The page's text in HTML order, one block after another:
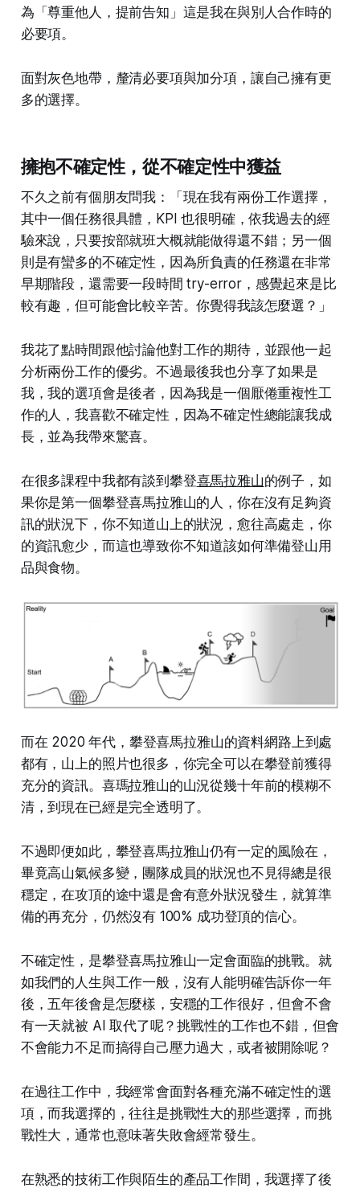
為「尊重他人，提前告知」這是我在與別人合作時的
必要項。
面對灰色地帶，釐清必要項與加分項，讓自己擁有更
多的選擇。
擁抱不確定性，從不確定性中獲益
不久之前有個朋友問我：「現在我有兩份工作選擇，
其中一個任務很具體，KPI 也很明確，依我過去的經
驗來說，只要按部就班大概就能做得還不錯；另一個
則是有蠻多的不確定性，因為所負責的任務還在非常
早期階段，還需要一段時間 try-error，感覺起來是比
較有趣，但可能會比較辛苦。你覺得我該怎麼選？」
我花了點時間跟他討論他對工作的期待，並跟他一起
分析兩份工作的優劣。不過最後我也分享了如果是
我，我的選項會是後者，因為我是一個厭倦重複性工
作的人，我喜歡不確定性，因為不確定性總能讓我成
長，並為我帶來驚喜。
在很多課程中我都有談到攀登喜馬拉雅山的例子，如
果你是第一個攀登喜馬拉雅山的人，你在沒有足夠資
訊的狀況下，你不知道山上的狀況，愈往高處走，你
的資訊愈少，而這也導致你不知道該如何準備登山用
品與食物。
而在 2020 年代，攀登喜馬拉雅山的資料網路上到處
都有，山上的照片也很多，你完全可以在攀登前獲得
充分的資訊。喜瑪拉雅山的山況從幾十年前的模糊不
清，到現在已經是完全透明了。
不過即便如此，攀登喜馬拉雅山仍有一定的風險在，
畢竟高山氣候多變，團隊成員的狀況也不見得總是很
穩定，在攻頂的途中還是會有意外狀況發生，就算準
備的再充分，仍然沒有 100% 成功登頂的信心。
不確定性，是攀登喜馬拉雅山一定會面臨的挑戰。就
如我們的人生與工作一般，沒有人能明確告訴你一年
後，五年後會是怎麼樣，安穩的工作很好，但會不會
有一天就被 AI 取代了呢？挑戰性的工作也不錯，但會
不會能力不足而搞得自己壓力過大，或者被開除呢？
在過往工作中，我經常會面對各種充滿不確定性的選
項，而我選擇的，往往是挑戰性大的那些選擇，而挑
戰性大，通常也意味著失敗會經常發生。
在熟悉的技術工作與陌生的產品工作間，我選擇了後